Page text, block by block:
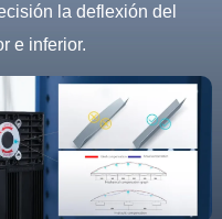
la deflexión del
e inferior.